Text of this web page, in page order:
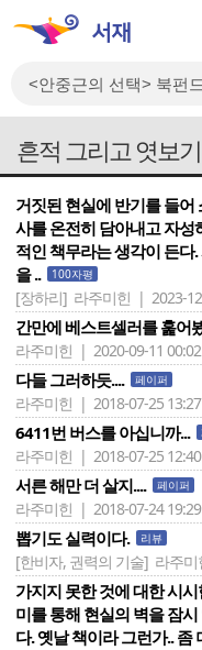
흔적 그리고 엿보기
거짓된 현실에 반기를 들어
사를 온전히 담아내고 자성
적인 책무라는 생각이 든다
을 ..
100자평
[장하리] 라주미힌 | 2023-
간만에 베스트셀러를 훑어
라주미힌 | 2020-09-11 00:02
다들 그러하듯.... 페이퍼
라주미힌 | 2018-07-25 13:27
6411번 버스를 아십니까...
라주미힌 | 2018-07-25 12:40
서른 해만 더 살지.... 페이퍼
라주미힌 | 2018-07-24 19:29
뽑기도 실력이다. 리뷰
[한비자, 권력의 기술] 라주
가지지 못한 것에 대한 시
미를 통해 현실의 벽을 잠
다. 옛날 책이라 그런가.. 좀